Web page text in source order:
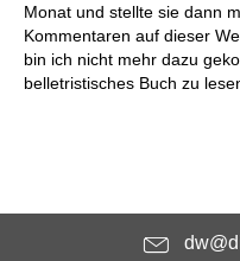
Monat und stellte sie dann
Kommentaren auf dieser
bin ich nicht mehr dazu
belletristisches Buch zu